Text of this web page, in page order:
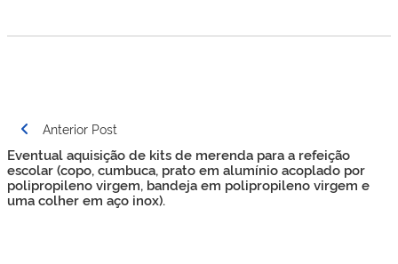
Navegação
de
Post
Anterior Post
Eventual aquisição de kits de merenda para a refeição
escolar (copo, cumbuca, prato em alumínio acoplado por
polipropileno virgem, bandeja em polipropileno virgem e
uma colher em aço inox).